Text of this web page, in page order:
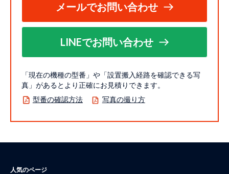
メールでお問い合わせ
LINEでお問い合わせ
「現在の機種の型番」や「設置搬入経路を確認できる写
真」があるとより正確にお見積りできます。
型番の確認方法
写真の撮り方
人気のページ